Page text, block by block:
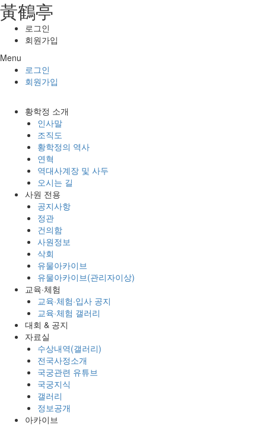
콘텐츠로
건너뛰기
⿈鶴亭
로그인
회원가입
Menu
로그인
회원가입
황학정 소개
인사말
조직도
황학정의 역사
연혁
역대사계장 및 사두
오시는 길
사원 전용
공지사항
정관
건의함
사원정보
삭회
유물아카이브
유물아카이브(관리자이상)
교육·체험
교육·체험·입사 공지
교육·체험 갤러리
대회 & 공지
자료실
수상내역(갤러리)
전국사정소개
국궁관련 유튜브
국궁지식
갤러리
정보공개
아카이브